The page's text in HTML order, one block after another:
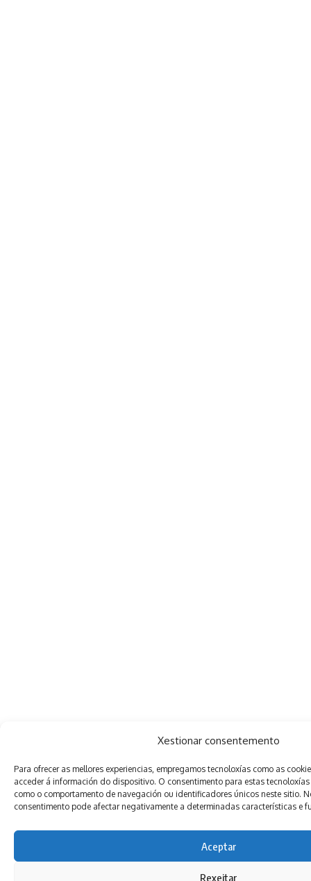
Xestionar consentemento
Para ofrecer as mellores experiencias, empregamos tecnoloxías como as
acceder á información do dispositivo. O consentimento para estas
como o comportamento de navegación ou identificadores únicos neste sitio.
consentimento pode afectar negativamente a determinadas características e
Aceptar
Rexeitar